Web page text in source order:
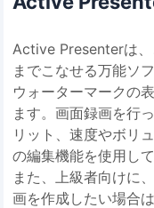
Active Presenterは
までこなせる万能ソ
ウォーターマークの
ます。画面録画を行
リット、速度やボリ
の編集機能を使用し
また、上級者向けに
画を作成したい場合